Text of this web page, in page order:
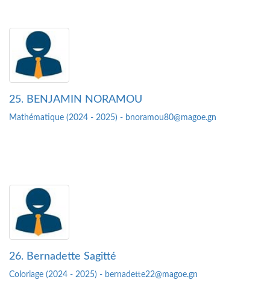
25. BENJAMIN NORAMOU
Mathématique (2024 - 2025) - bnoramou80@magoe.gn
26. Bernadette Sagitté
Coloriage (2024 - 2025) - bernadette22@magoe.gn